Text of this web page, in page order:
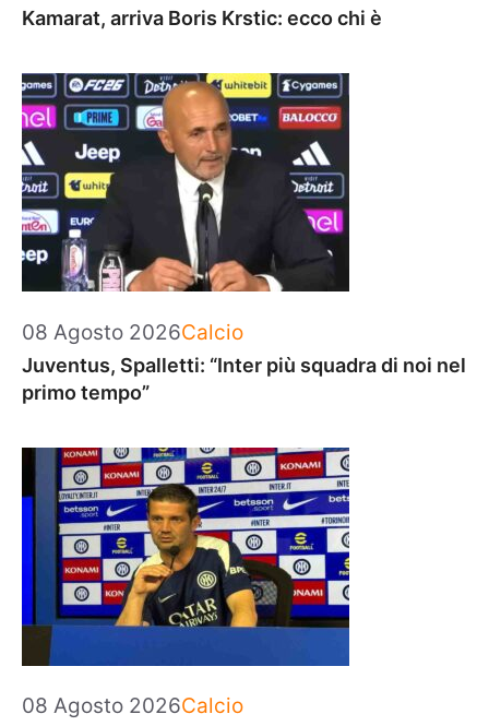
Kamarat, arriva Boris Krstic: ecco chi è
08 Agosto 2026Categorie
Calcio
Juventus, Spalletti: “Inter più squadra di noi nel
primo tempo”
08 Agosto 2026Categorie
Calcio